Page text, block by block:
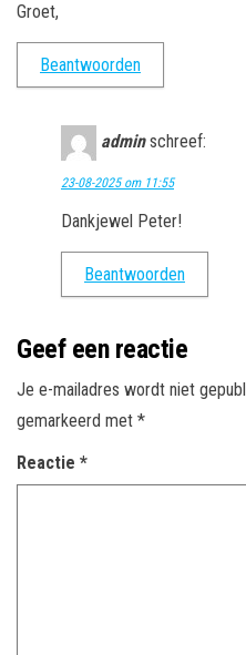
Groet,
Beantwoorden
admin schreef:
23-08-2025 om 11:55
Dankjewel Peter!
Beantwoorden
Geef een reactie
Je e-mailadres wordt niet
gemarkeerd met *
Reactie *